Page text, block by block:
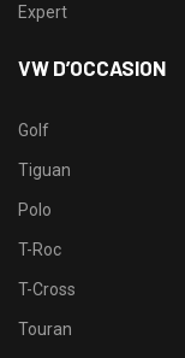
Expert
VW D’OCCASION
Golf
Tiguan
Polo
T-Roc
T-Cross
Touran